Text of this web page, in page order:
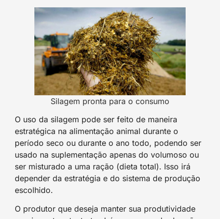
Silagem pronta para o consumo
O uso da silagem pode ser feito de maneira
estratégica na alimentação animal durante o
período seco ou durante o ano todo, podendo ser
usado na suplementação apenas do volumoso ou
ser misturado a uma ração (dieta total). Isso irá
depender da estratégia e do sistema de produção
escolhido.
O produtor que deseja manter sua produtividade